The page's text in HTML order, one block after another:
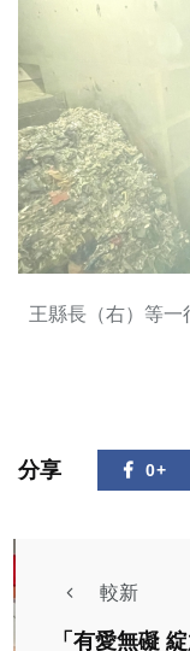
王縣長（右）等一
分享 0+
較新
「有愛無礙